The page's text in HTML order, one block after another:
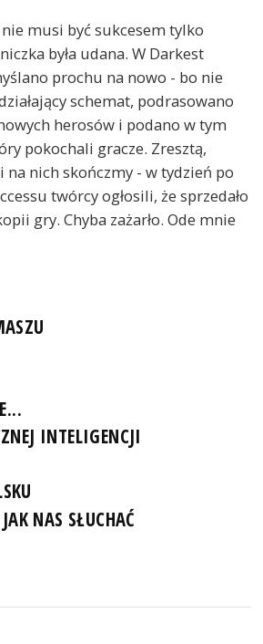
musi być sukcesem tylko
była udana. W Darkest
prochu na nowo - bo nie
schemat, podrasowano
herosów i podano w tym
pokochali gracze. Zresztą,
na nich skończmy - w tydzień po
twórcy ogłosili, że sprzedało
gry. Chyba zażarło. Ode mnie
INTELIGENCJI
NAS SŁUCHAĆ